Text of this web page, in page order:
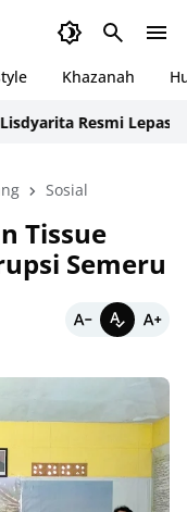
Khazanah
Resmi Lepas
Sosial
Tissue
Semeru